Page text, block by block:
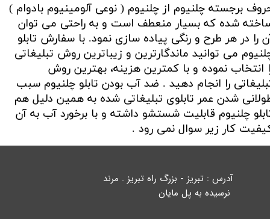
برجسته چلنیوم از چلنیوم ( نوعی آلومینیوم بادوام )
شده که بسیار منعطف است و به راحتی می توان
را در هر طرح و رنگی پیاده سازی نمود. با سفارش تابلو
می توانید ماندگارترین و زیباترین روش تبلیغاتی
انتخاب نموده و با کمترین هزینه، بهترین روش
را انجام دهید . ضد آب بودن تابلو چلنیوم سبب
شدن عمر تابلوی تبلیغاتی شده به همین دلیل هم
چلنیوم قابلیت شستشو داشته و با برخورد آب به آن
کار زیر سوال نمی رود .​​​​​​​
آدرس : تبریز - بزرگ راه تبریز . مرند
نرسیده به پل مایان